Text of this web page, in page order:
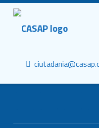
Header info sidebar